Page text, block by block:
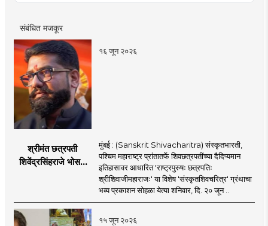
संबंधित मजकूर
१६ जून २०२६
श्रीमंत छत्रपती
शिवेंद्रसिंहराजे भोसले
प्रकाशन
मुंबई : (Sanskrit Shivacharitra) संस्कृतभारती,
पश्चिम महाराष्ट्र प्रांतातर्फे शिवछत्रपतींच्या दैदिप्यमान
इतिहासावर आधारित 'राष्ट्रपुरुषः छत्रपतिः
श्रीशिवाजीमहाराजः' या विशेष 'संस्कृतशिवचरित्र' ग्रंथाचा
भव्य प्रकाशन सोहळा येत्या शनिवार, दि. २० जून ..
१५ जून २०२६